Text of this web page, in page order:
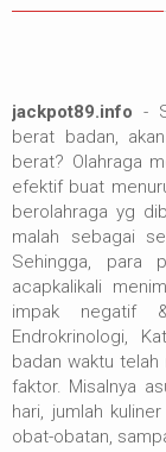
jackpot89.info -
berat badan,
berat? Olahraga
efektif buat
berolahraga yg
malah sebagai
Sehingga, para
acapkalikali
impak negatif
Endrokrinologi,
badan waktu
faktor. Misalnya
hari, jumlah
obat-obatan,